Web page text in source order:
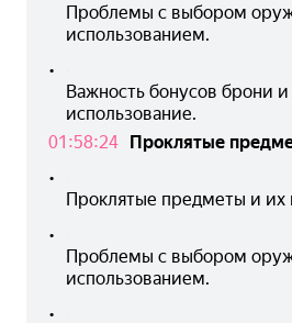
Проблемы с выбором
использованием.
Важность бонусов брони и
использование.
01:58:24 Проклятые
Проклятые предметы и их
Проблемы с выбором
использованием.